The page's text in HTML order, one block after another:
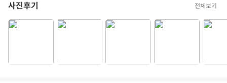
사진후기 전체보기